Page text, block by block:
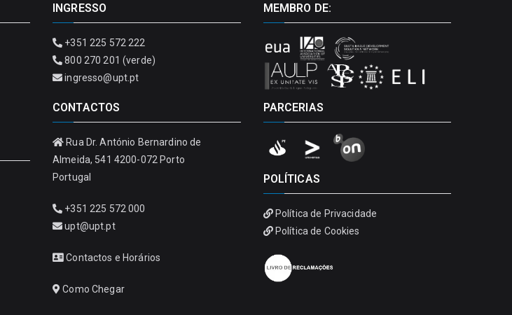
INGRESSO
+351 225 572 222
800 270 201 (verde)
ingresso@upt.pt
CONTACTOS
Rua Dr. António Bernardino de
Almeida, 541 4200-072 Porto
Portugal
+351 225 572 000
upt@upt.pt
Contactos e Horários
Como Chegar
MEMBRO DE:
PARCERIAS
POLÍTICAS
Política de Privacidade
Política de Cookies